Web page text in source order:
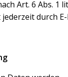
Art. 6 Abs. 1
durch